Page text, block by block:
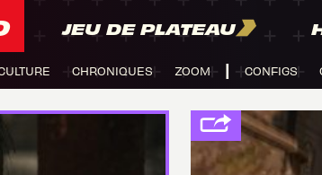
JEU DE PLATEAU
CHRONIQUES ZOOM CONFIGS